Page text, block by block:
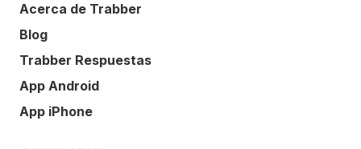
Acerca de Trabber
Blog
Trabber Respuestas
App Android
App iPhone